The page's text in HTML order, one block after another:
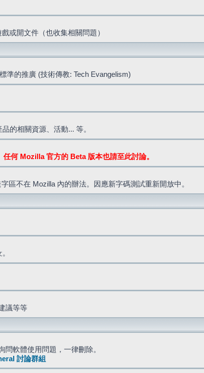
或開文件（也收集相關問題）
準的推廣 (技術傳教: Tech Evangelism)
的相關資源、活動... 等。
任何 Mozilla 官方的 Beta 版本也請至此討論。
區不在 Mozilla 內的辦法。因應新字碼測試重新開放中。
。
議等等
軟體使用問題，一律刪除。
討論群組